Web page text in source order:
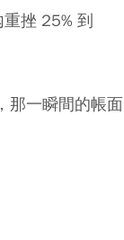
挫 25% 到
那一瞬間的帳面